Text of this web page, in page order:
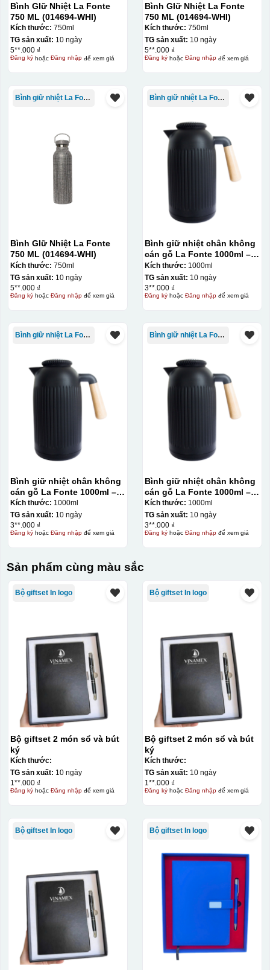
Bình GIữ Nhiệt La Fonte
750 ML (014694-WHI)
Kích thước: 750ml
TG sản xuất: 10 ngày
5**.000 ₫
Đăng kýhoặc Đăng nhậpđể xem giá
Bình GIữ Nhiệt La Fonte
750 ML (014694-WHI)
Kích thước: 750ml
TG sản xuất: 10 ngày
5**.000 ₫
Đăng kýhoặc Đăng nhậpđể xem giá
Bình giữ nhiệt La Fonte
Bình GIữ Nhiệt La Fonte
750 ML (014694-WHI)
Kích thước: 750ml
TG sản xuất: 10 ngày
5**.000 ₫
Đăng kýhoặc Đăng nhậpđể xem giá
Bình giữ nhiệt La Fonte
Bình giữ nhiệt chân không
cán gỗ La Fonte 1000ml –
011679
Kích thước: 1000ml
TG sản xuất: 10 ngày
3**.000 ₫
Đăng kýhoặc Đăng nhậpđể xem giá
Bình giữ nhiệt La Fonte
Bình giữ nhiệt chân không
cán gỗ La Fonte 1000ml –
011679
Kích thước: 1000ml
TG sản xuất: 10 ngày
3**.000 ₫
Đăng kýhoặc Đăng nhậpđể xem giá
Bình giữ nhiệt La Fonte
Bình giữ nhiệt chân không
cán gỗ La Fonte 1000ml –
011679
Kích thước: 1000ml
TG sản xuất: 10 ngày
3**.000 ₫
Đăng kýhoặc Đăng nhậpđể xem giá
Sản phẩm cùng màu sắc
Bộ giftset In logo
Bộ giftset 2 món sổ và bút
ký
Kích thước:
TG sản xuất: 10 ngày
1**.000 ₫
Đăng kýhoặc Đăng nhậpđể xem giá
Bộ giftset In logo
Bộ giftset 2 món sổ và bút
ký
Kích thước:
TG sản xuất: 10 ngày
1**.000 ₫
Đăng kýhoặc Đăng nhậpđể xem giá
Bộ giftset In logo Bộ giftset In logo